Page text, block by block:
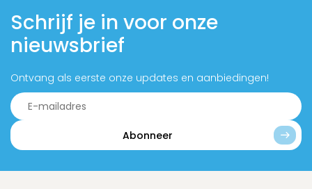
Schrijf je in voor onze
nieuwsbrief
Ontvang als eerste onze updates en aanbiedingen!
Abonneer